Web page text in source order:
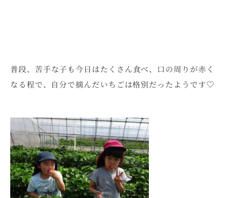
普段、苦手な子も今日はたくさん食べ、口の周りが赤く
なる程で、自分で摘んだいちごは格別だったようです♡